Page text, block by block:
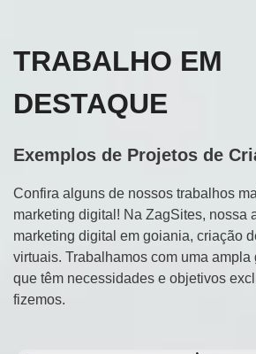
TRABALHO EM
DESTAQUE
Exemplos de Projetos de
Confira alguns de nossos trabalhos
marketing digital! Na ZagSites, nossa
marketing digital em goiania, criação
virtuais. Trabalhamos com uma ampla
que têm necessidades e objetivos
fizemos.